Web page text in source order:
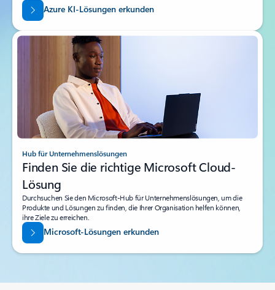
Azure KI-Lösungen erkunden
Hub für Unternehmenslösungen
Finden Sie die richtige Microsoft Cloud-
Lösung
Durchsuchen Sie den Microsoft-Hub für Unternehmenslösungen, um die
Produkte und Lösungen zu finden, die Ihrer Organisation helfen können,
ihre Ziele zu erreichen.
Microsoft-Lösungen erkunden